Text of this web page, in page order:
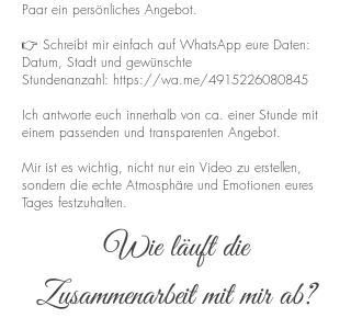
Paar ein persönliches Angebot.
👉 Schreibt mir einfach auf WhatsApp eure Daten:
Datum, Stadt und gewünschte
Stundenanzahl: https://wa.me/4915226080845
Ich antworte euch innerhalb von ca. einer Stunde mit
einem passenden und transparenten Angebot.
Mir ist es wichtig, nicht nur ein Video zu erstellen,
sondern die echte Atmosphäre und Emotionen eures
Tages festzuhalten.
Wie läuft die
Zusammenarbeit mit mir ab?